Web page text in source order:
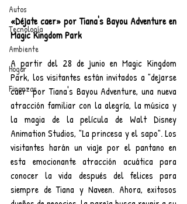
Autos
Tecnología
Ambiente
Hogar
Finanzas
«Déjate caer» por Tiana's Bayou Adventure en
Magic Kingdom Park
A partir del 28 de junio en Magic Kingdom
Park, los visitantes están invitados a "dejarse
caer" por Tiana's Bayou Adventure, una nueva
atracción familiar con la alegría, la música y
la magia de la película de Walt Disney
Animation Studios, "La princesa y el sapo". Los
visitantes harán un viaje por el pantano en
esta emocionante atracción acuática para
conocer la vida después del felices para
siempre de Tiana y Naveen. Ahora, exitosos